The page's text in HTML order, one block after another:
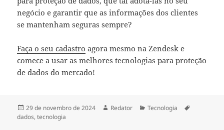
negócio e garantir que as informações dos clientes
se mantenham seguras sempre?
Faça o seu cadastro agora mesmo na Zendesk e
comece a usar as melhores tecnologias para proteção
de dados do mercado!
Publicado
em
29 de novembro de 2024 Autor
Redator Categorias
Tecnologia
dados,tecnologia